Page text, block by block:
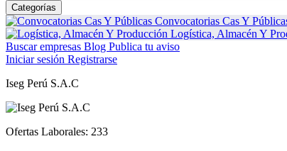
Categorías
Convocatorias Cas Y
Logística, Almacén Y
Buscar empresas Blog Publica tu aviso
Iniciar sesión Registrarse
Iseg Perú S.A.C
Ofertas Laborales: 233